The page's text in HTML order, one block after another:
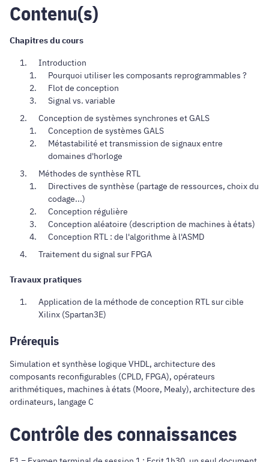
Contenu(s)
Chapitres du cours
Introduction
Pourquoi utiliser les composants reprogrammables ?
Flot de conception
Signal vs. variable
Conception de systèmes synchrones et GALS
Conception de systèmes GALS
Métastabilité et transmission de signaux entre
domaines d'horloge
Méthodes de synthèse RTL
Directives de synthèse (partage de ressources, choix du
codage...)
Conception régulière
Conception aléatoire (description de machines à états)
Conception RTL : de l'algorithme à l'ASMD
Traitement du signal sur FPGA
Travaux pratiques
Application de la méthode de conception RTL sur cible
Xilinx (Spartan3E)
Prérequis
Simulation et synthèse logique VHDL, architecture des
composants reconfigurables (CPLD, FPGA), opérateurs
arithmétiques, machines à états (Moore, Mealy), architecture des
ordinateurs, langage C
Contrôle des connaissances